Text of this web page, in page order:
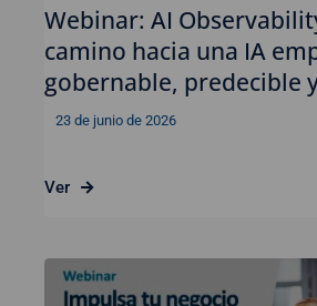
Webinar: AI
camino hacia una IA
gobernable, predecible
23 de junio de 2026
Ver